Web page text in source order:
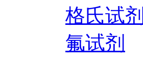
格氏试剂
氟试剂